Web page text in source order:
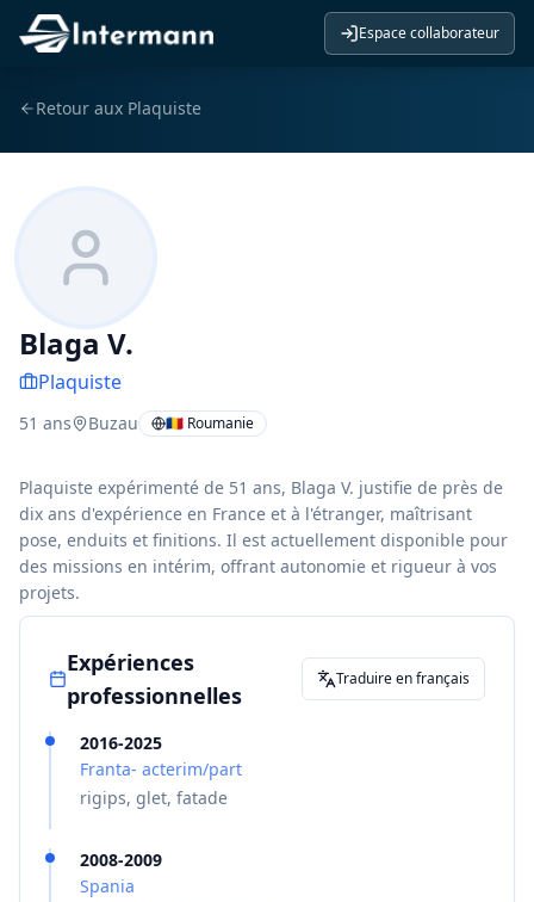
Espace collaborateur
Retour aux Plaquiste
Blaga V.
Plaquiste
51 ans Buzau 🇷🇴 Roumanie
Plaquiste expérimenté de 51 ans, Blaga V. justifie de près de
dix ans d'expérience en France et à l'étranger, maîtrisant
pose, enduits et finitions. Il est actuellement disponible pour
des missions en intérim, offrant autonomie et rigueur à vos
projets.
Expériences
professionnelles
Traduire en français
2016-2025
Franta- acterim/part
rigips, glet, fatade
2008-2009
Spania